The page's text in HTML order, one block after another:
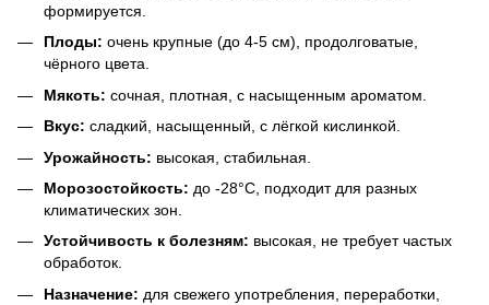
формируется.
Плоды: очень крупные (до 4-5 см), продолговатые,
чёрного цвета.
Мякоть: сочная, плотная, с насыщенным ароматом.
Вкус: сладкий, насыщенный, с лёгкой кислинкой.
Урожайность: высокая, стабильная.
Морозостойкость: до -28°C, подходит для разных
климатических зон.
Устойчивость к болезням: высокая, не требует частых
обработок.
Назначение: для свежего употребления, переработки,